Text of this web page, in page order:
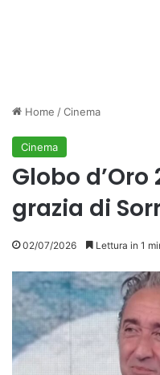
Home /Cinema
Cinema
Globo d’Oro
grazia di
02/07/2026 Lettura in 1